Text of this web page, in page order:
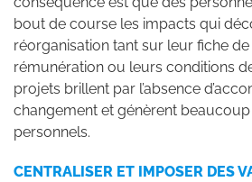
bout de course les impacts qui
réorganisation tant sur leur fiche
rémunération ou leurs conditions
projets brillent par l’absence
changement et génèrent
personnels.
CENTRALISER ET IMPOSER DES